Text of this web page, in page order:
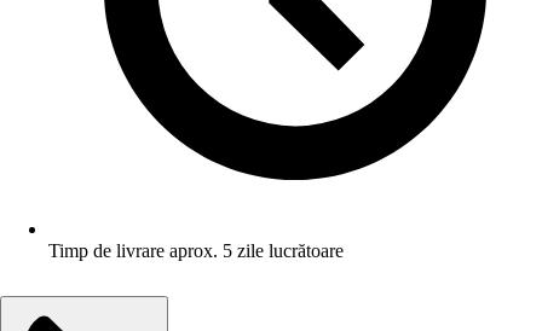
Timp de livrare aprox. 5 zile lucrătoare